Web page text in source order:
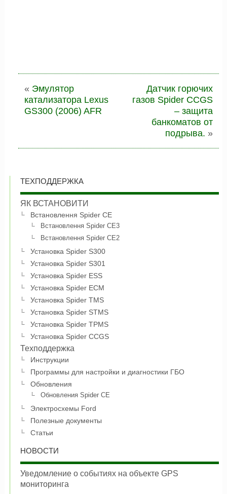
« Эмулятор
катализатора Lexus
GS300 (2006) AFR
Датчик горючих
газов Spider CCGS
– защита
банкоматов от
подрыва. »
ТЕХПОДДЕРЖКА
ЯК ВСТАНОВИТИ
Встановлення Spider CE
Встановлення Spider CE3
Встановлення Spider CE2
Установка Spider S300
Установка Spider S301
Установка Spider ESS
Установка Spider ECM
Установка Spider TMS
Установка Spider STMS
Установка Spider TPMS
Установка Spider CCGS
Техподдержка
Инструкции
Программы для настройки и диагностики ГБО
Обновления
Обновления Spider CE
Электросхемы Ford
Полезные документы
Статьи
НОВОСТИ
Уведомление о событиях на объекте GPS
мониторинга